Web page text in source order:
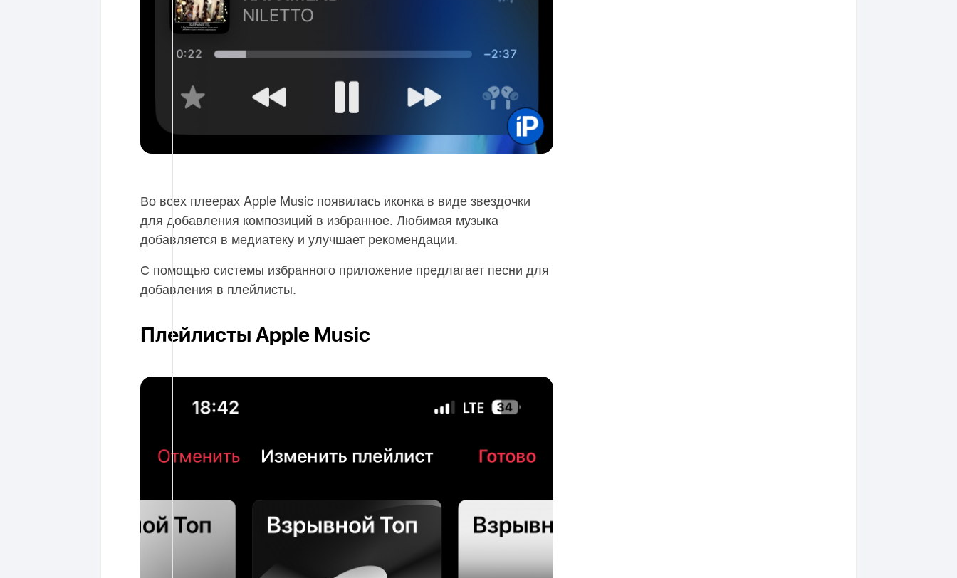
Во всех плеерах Apple Music появилась иконка в виде звездочки
для добавления композиций в избранное. Любимая музыка
добавляется в медиатеку и улучшает рекомендации.
С помощью системы избранного приложение предлагает песни для
добавления в плейлисты.
Плейлисты Apple Music